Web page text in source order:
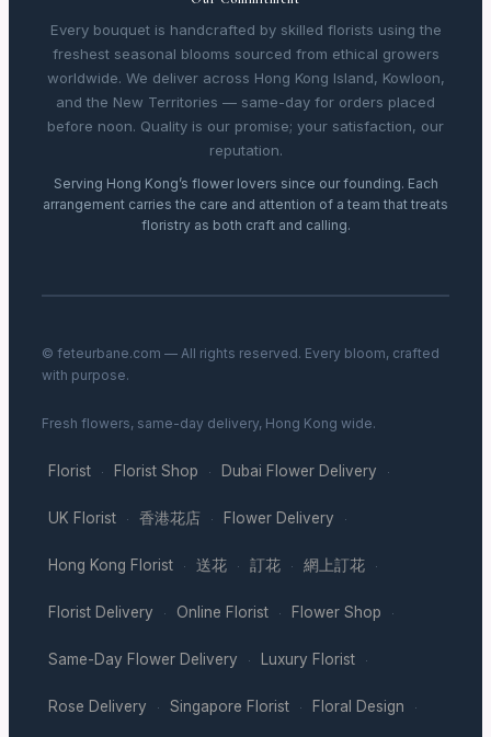
Every bouquet is handcrafted by skilled florists using the
freshest seasonal blooms sourced from ethical growers
worldwide. We deliver across Hong Kong Island, Kowloon,
and the New Territories — same-day for orders placed
before noon. Quality is our promise; your satisfaction, our
reputation.
Serving Hong Kong’s flower lovers since our founding. Each
arrangement carries the care and attention of a team that treats
floristry as both craft and calling.
© feteurbane.com — All rights reserved. Every bloom, crafted
with purpose.
Fresh flowers, same-day delivery, Hong Kong wide.
Florist · Florist Shop · Dubai Flower Delivery ·
UK Florist · 香港花店 · Flower Delivery ·
Hong Kong Florist · 送花 · 訂花 · 網上訂花 ·
Florist Delivery · Online Florist · Flower Shop ·
Same-Day Flower Delivery · Luxury Florist ·
Rose Delivery · Singapore Florist · Floral Design ·